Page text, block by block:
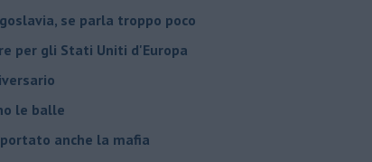
se parla troppo poco
per gli Stati Uniti d'Europa
le balle
anche la mafia